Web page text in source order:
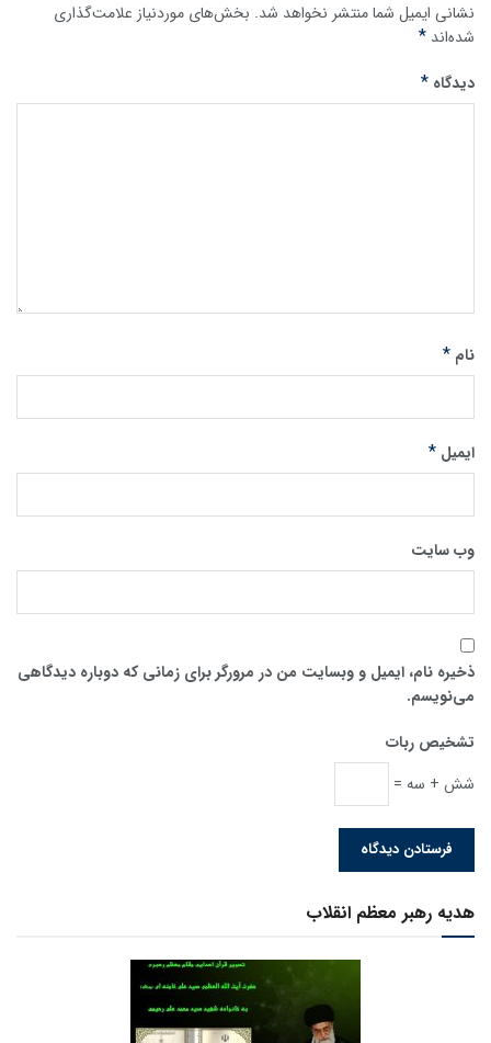
نشانی ایمیل شما منتشر نخواهد شد. بخش‌های موردنیاز علامت‌گذاری
شده‌اند *
دیدگاه *
نام *
ایمیل *
وب‌ سایت
ذخیره نام، ایمیل و وبسایت من در مرورگر برای زمانی که دوباره دیدگاهی
می‌نویسم.
تشخیص ربات
شش + سه =
هدیه رهبر معظم انقلاب